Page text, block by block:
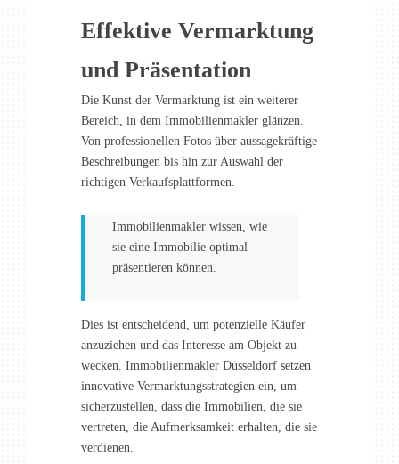
Effektive Vermarktung
und Präsentation
Die Kunst der Vermarktung ist ein weiterer
Bereich, in dem Immobilienmakler glänzen.
Von professionellen Fotos über aussagekräftige
Beschreibungen bis hin zur Auswahl der
richtigen Verkaufsplattformen.
Immobilienmakler wissen, wie
sie eine Immobilie optimal
präsentieren können.
Dies ist entscheidend, um potenzielle Käufer
anzuziehen und das Interesse am Objekt zu
wecken. Immobilienmakler Düsseldorf setzen
innovative Vermarktungsstrategien ein, um
sicherzustellen, dass die Immobilien, die sie
vertreten, die Aufmerksamkeit erhalten, die sie
verdienen.